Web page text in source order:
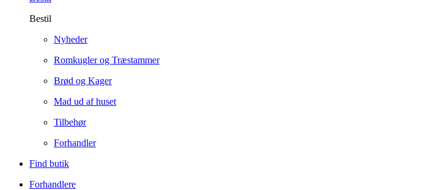
Bestil
Nyheder
Romkugler og Træstammer
Brød og Kager
Mad ud af huset
Tilbehør
Forhandler
Find butik
Forhandlere